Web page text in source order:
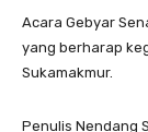
Acara Gebyar
yang berharap
Sukamakmur.
Penulis Nendang